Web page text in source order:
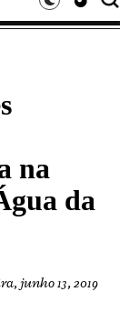
na
da
junho 13, 2019